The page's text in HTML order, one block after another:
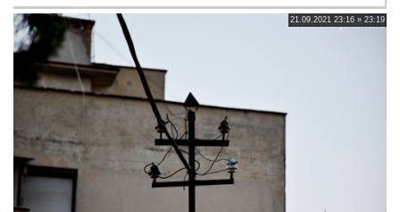
21.09.2021 23:16 » 23:19